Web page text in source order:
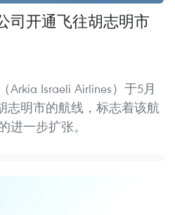
司开通飞往胡志明市
Israeli Airlines）于5月
志明市的航线，标志着该航
进一步扩张。